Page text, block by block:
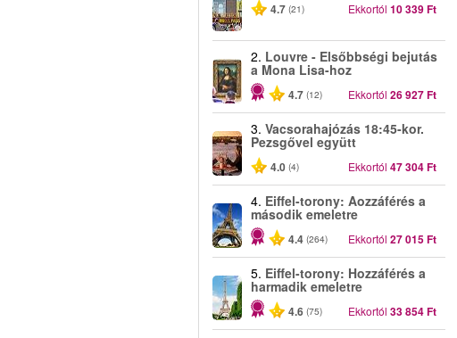
4.7 (21) Ekkortól 10 339 Ft
2. Louvre - Elsőbbségi bejutás
a Mona Lisa-hoz
4.7 (12) Ekkortól 26 927 Ft
3. Vacsorahajózás 18:45-kor.
Pezsgővel együtt
4.0 (4) Ekkortól 47 304 Ft
4. Eiffel-torony: Aozzáférés a
második emeletre
4.4 (264) Ekkortól 27 015 Ft
5. Eiffel-torony: Hozzáférés a
harmadik emeletre
4.6 (75) Ekkortól 33 854 Ft